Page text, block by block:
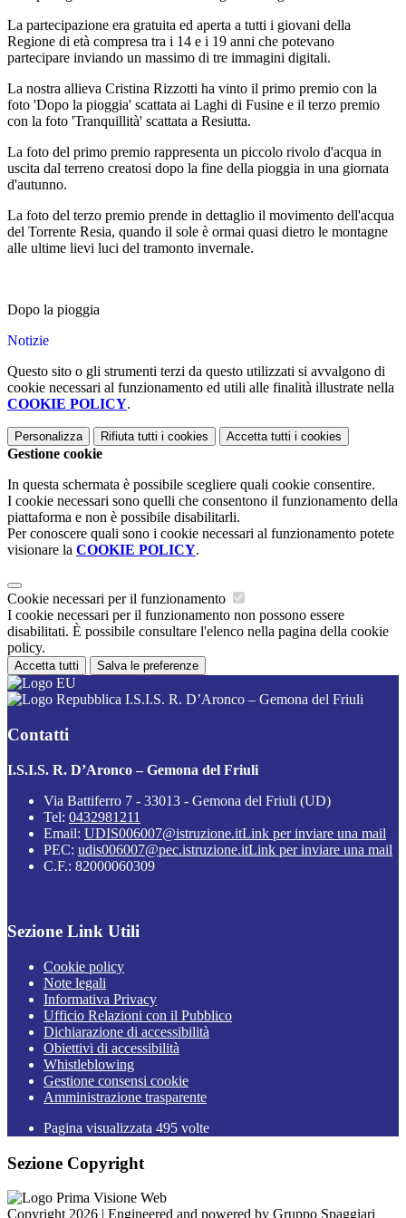
La partecipazione era gratuita ed aperta a tutti i giovani della
Regione di età compresa tra i 14 e i 19 anni che potevano
partecipare inviando un massimo di tre immagini digitali.
La nostra allieva Cristina Rizzotti ha vinto il primo premio con la
foto 'Dopo la pioggia' scattata ai Laghi di Fusine e il terzo premio
con la foto 'Tranquillità' scattata a Resiutta.
La foto del primo premio rappresenta un piccolo rivolo d'acqua in
uscita dal terreno creatosi dopo la fine della pioggia in una giornata
d'autunno.
La foto del terzo premio prende in dettaglio il movimento dell'acqua
del Torrente Resia, quando il sole è ormai quasi dietro le montagne
alle ultime lievi luci del tramonto invernale.
Dopo la pioggia
Notizie
Questo sito o gli strumenti terzi da questo utilizzati si avvalgono di
cookie necessari al funzionamento ed utili alle finalità illustrate nella
COOKIE POLICY.
Personalizza Rifiuta tutti i cookies Accetta tutti i cookies
Gestione cookie
In questa schermata è possibile scegliere quali cookie consentire.
I cookie necessari sono quelli che consentono il funzionamento della
piattaforma e non è possibile disabilitarli.
Per conoscere quali sono i cookie necessari al funzionamento potete
visionare la COOKIE POLICY.
Cookie necessari per il funzionamento
I cookie necessari per il funzionamento non possono essere
disabilitati. È possibile consultare l'elenco nella pagina della cookie
policy.
Accetta tutti Salva le preferenze
I.S.I.S. R. D’Aronco – Gemona del Friuli
Contatti
I.S.I.S. R. D’Aronco – Gemona del Friuli
Via Battiferro 7 - 33013 - Gemona del Friuli (UD)
Tel: 0432981211
Email: UDIS006007@istruzione.itLink per inviare una mail
PEC: udis006007@pec.istruzione.itLink per inviare una mail
C.F.: 82000060309
Sezione Link Utili
Cookie policy
Note legali
Informativa Privacy
Ufficio Relazioni con il Pubblico
Dichiarazione di accessibilità
Obiettivi di accessibilità
Whistleblowing
Gestione consensi cookie
Amministrazione trasparente
Pagina visualizzata 495 volte
Sezione Copyright
Copyright 2026 | Engineered and powered by Gruppo Spaggiari